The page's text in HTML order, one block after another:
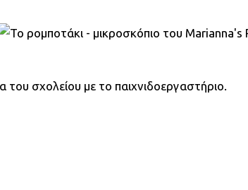
σχολείου με το παιχνιδοεργαστήριο.